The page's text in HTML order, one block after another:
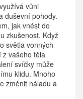
vůni
duševní pohody.
jak vnést do
zkušenost. Když
světla vonných
z vašeho těla
svíčky může
klidu. Mnoho
změnit náladu a